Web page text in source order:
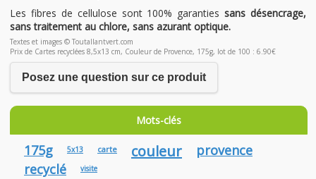
Les fibres de cellulose sont 100% garantiessans désencrage,
sans traitement au chlore, sans azurant optique.
Textes et images © Toutallantvert.com
Prix de Cartes recyclées 8,5x13 cm, Couleur de Provence, 175g, lot de 100 : 6.90€
Posez une question sur ce produit
Mots-clés
175g 5x13 carte couleur
provence
recyclé
visite